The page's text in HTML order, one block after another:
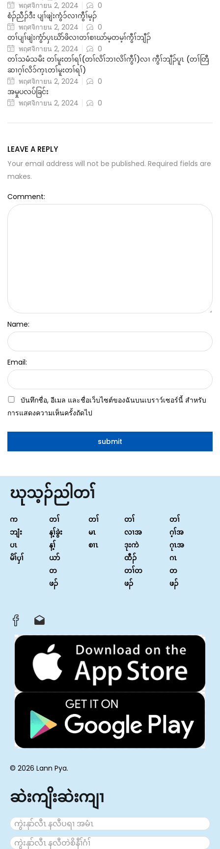
พฤศจิกายน 2, 2024
0
စံၣ်ညီၣ်ဒီး ပျၢ်ဖျဲးကွံ၁်လၢကွီၢ်မ့ၣ်
พฤศจิกายน 2, 2024
0
တၢ်ပျၢ်ဖျဲးကွံာ်ပှၤဃိာ်ဖိလၢတၢ်စၢဃာ်မ့တမ့ၢ်ကွီၢ်ဘျီၣ်
พฤศจิกายน 2, 2024
0
တၢ်သမံသမိး တၢ်မူးတၢ်ရၢ်(တၢ်လိၢ်ဘၢလိၢ်ကွီၢ်)လၢ ကွီၢ်ဘျီၣ်ပူၤ (တၢ်တြီ
ဆၢဂ့ၢ်လိ၁်က့ၤတၢ်မူးတၢ်ရၢ်)
พฤศจิกายน 2, 2024
0
အမှုပလပ်ခြင်း
พฤศจิกายน 2, 2024
0
LEAVE A REPLY
Your email address will not be published. Required fields are
makes.
Comment:
Name:
Email:
บันทึกชื่อ, อีเมล และชื่อเว็บไซต์ของฉันบนเบราว์เซอร์นี้ สำหรับ
การแสดงความเห็นครั้งถัดไป
ဃုသ့ၣ်ညါတၢ်
က
ဘျံး
ပၤ
မိၢ်ၦၢ်
တၢ်
န့ၢ်ခွဲး
န့ၢ်
ယာ်
တ
ဖၣ်
တၢ်
မၤ
စၢၤ
တၢ်
လၢအ
ဒုးကဲ
ထီၣ်
တၢ်တ
ဖၣ်
တၢ်
ဂ့ၢ်အ
ဂုၤအ
ဂၤ
တ
ဖၣ်
© 2026 Lann Pya.
ဆဲးကျိးဆဲးကျၢ